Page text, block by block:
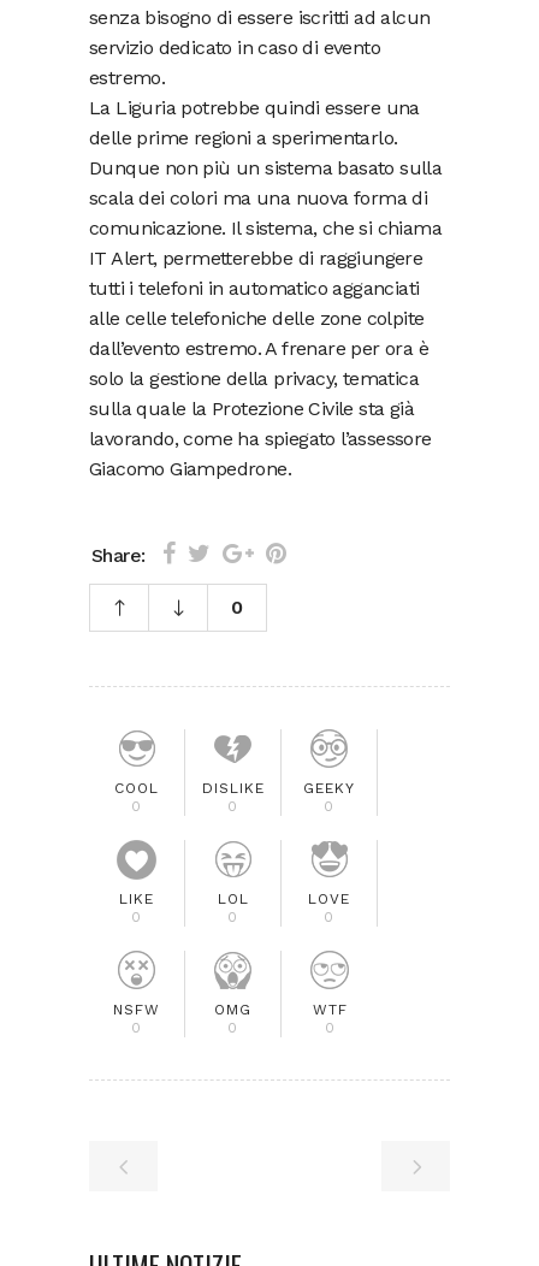
senza bisogno di essere iscritti ad alcun
servizio dedicato in caso di evento
estremo.
La Liguria potrebbe quindi essere una
delle prime regioni a sperimentarlo.
Dunque non più un sistema basato sulla
scala dei colori ma una nuova forma di
comunicazione. Il sistema, che si chiama
IT Alert, permetterebbe di raggiungere
tutti i telefoni in automatico agganciati
alle celle telefoniche delle zone colpite
dall’evento estremo. A frenare per ora è
solo la gestione della privacy, tematica
sulla quale la Protezione Civile sta già
lavorando, come ha spiegato l’assessore
Giacomo Giampedrone.
Share:
0
COOL
0
DISLIKE
0
GEEKY
0
LIKE
0
LOL
0
LOVE
0
NSFW
0
OMG
0
WTF
0